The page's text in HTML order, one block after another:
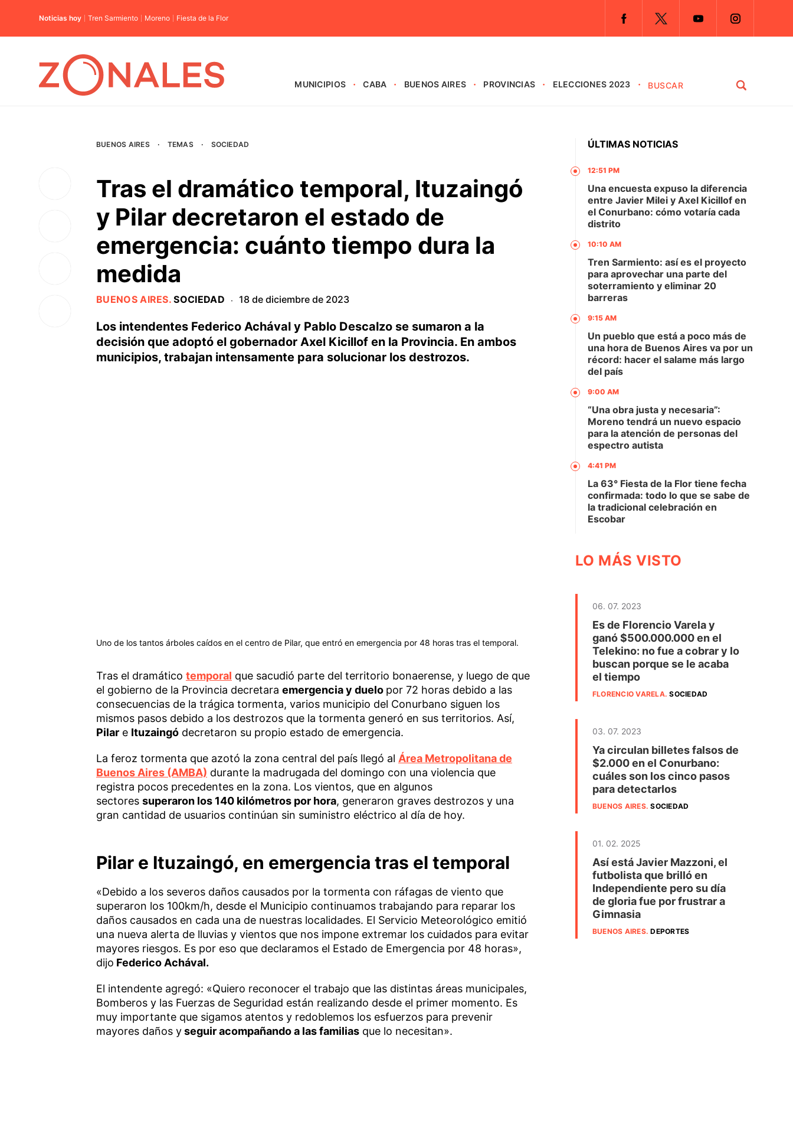
Noticias hoy Tren Sarmiento Moreno Fiesta de la Flor
MUNICIPIOS CABA BUENOS AIRES PROVINCIAS ELECCIONES 2023
BUENOS AIRES · TEMAS · SOCIEDAD
Tras el dramático temporal, Ituzaingó
y Pilar decretaron el estado de
emergencia: cuánto tiempo dura la
medida
BUENOS AIRES.SOCIEDAD · 18 de diciembre de 2023
Los intendentes Federico Achával y Pablo Descalzo se sumaron a la
decisión que adoptó el gobernador Axel Kicillof en la Provincia. En ambos
municipios, trabajan intensamente para solucionar los destrozos.
Uno de los tantos árboles caídos en el centro de Pilar, que entró en emergencia por 48 horas tras el temporal.
Tras el dramático temporal que sacudió parte del territorio bonaerense, y luego de que
el gobierno de la Provincia decretara emergencia y duelo por 72 horas debido a las
consecuencias de la trágica tormenta, varios municipio del Conurbano siguen los
mismos pasos debido a los destrozos que la tormenta generó en sus territorios. Así,
Pilare Ituzaingódecretaron su propio estado de emergencia.
La feroz tormenta que azotó la zona central del país llegó al Área Metropolitana de
Buenos Aires (AMBA) durante la madrugada del domingo con una violencia que
registra pocos precedentes en la zona. Los vientos, que en algunos
sectores superaron los 140 kilómetros por hora, generaron graves destrozos y una
gran cantidad de usuarios continúan sin suministro eléctrico al día de hoy.
Pilar e Ituzaingó, en emergencia tras el temporal
«Debido a los severos daños causados por la tormenta con ráfagas de viento que
superaron los 100km/h, desde el Municipio continuamos trabajando para reparar los
daños causados en cada una de nuestras localidades. El Servicio Meteorológico emitió
una nueva alerta de lluvias y vientos que nos impone extremar los cuidados para evitar
mayores riesgos. Es por eso que declaramos el Estado de Emergencia por 48 horas»,
dijo Federico Achával.
El intendente agregó: «Quiero reconocer el trabajo que las distintas áreas municipales,
Bomberos y las Fuerzas de Seguridad están realizando desde el primer momento. Es
muy importante que sigamos atentos y redoblemos los esfuerzos para prevenir
mayores daños yseguir acompañando a las familiasque lo necesitan».
ÚLTIMAS NOTICIAS
12:51 PM
Una encuesta expuso la diferencia
entre Javier Milei y Axel Kicillof en
el Conurbano: cómo votaría cada
distrito
10:10 AM
Tren Sarmiento: así es el proyecto
para aprovechar una parte del
soterramiento y eliminar 20
barreras
9:15 AM
Un pueblo que está a poco más de
una hora de Buenos Aires va por un
récord: hacer el salame más largo
del país
9:00 AM
“Una obra justa y necesaria”:
Moreno tendrá un nuevo espacio
para la atención de personas del
espectro autista
4:41 PM
La 63° Fiesta de la Flor tiene fecha
confirmada: todo lo que se sabe de
la tradicional celebración en
Escobar
LO MÁS VISTO
06. 07. 2023
Es de Florencio Varela y
ganó $500.000.000 en el
Telekino: no fue a cobrar y lo
buscan porque se le acaba
el tiempo
FLORENCIO VARELA.SOCIEDAD
03. 07. 2023
Ya circulan billetes falsos de
$2.000 en el Conurbano:
cuáles son los cinco pasos
para detectarlos
BUENOS AIRES.SOCIEDAD
01. 02. 2025
Así está Javier Mazzoni, el
futbolista que brilló en
Independiente pero su día
de gloria fue por frustrar a
Gimnasia
BUENOS AIRES.DEPORTES